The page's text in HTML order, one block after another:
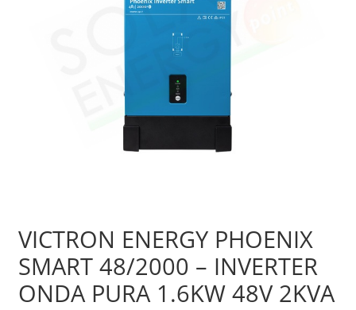
VICTRON ENERGY PHOENIX
SMART 48/2000 – INVERTER
ONDA PURA 1.6KW 48V 2KVA